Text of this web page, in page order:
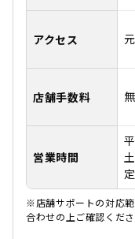
アクセス
店舗手数料
営業時間
※店舗サポートの対応
合わせの上ご確認くださ